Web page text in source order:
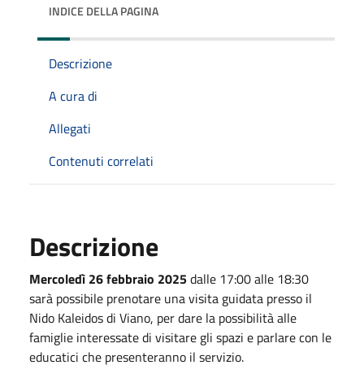
INDICE DELLA PAGINA
Descrizione
A cura di
Allegati
Contenuti correlati
Descrizione
Mercoledì 26 febbraio 2025dalle 17:00 alle 18:30
sarà possibile prenotare una visita guidata presso il
Nido Kaleidos di Viano, per dare la possibilità alle
famiglie interessate di visitare gli spazi e parlare con le
educatici che presenteranno il servizio.